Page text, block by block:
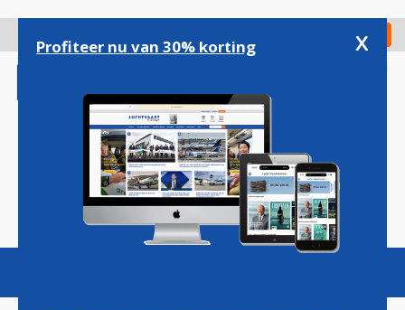
gaan
Check in
Magazine Podcasts Vacatures
Profiteer nu van 30% korting x